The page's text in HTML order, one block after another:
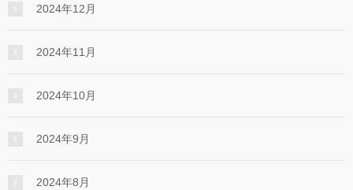
2024年12月
2024年11月
2024年10月
2024年9月
2024年8月